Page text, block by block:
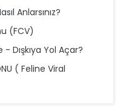
Anlarsınız?
(FCV)
- Dışkıya Yol Açar?
( Feline Viral